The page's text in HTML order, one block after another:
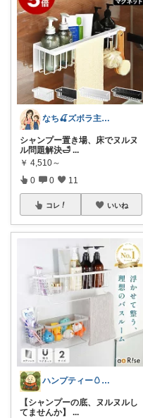
なち🍒ズボラ主婦の日用品メモ
シャンプー置き場、床でヌルヌ
ル問題解決🛁 ...
￥ 4,510～
0 0 11
コレ いいね
ハンプティー🥚｜タイパ便利グッズ
【シャンプーの底、ヌルヌルし
てませんか】 ...